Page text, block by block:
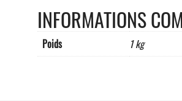
INFORMATIONS
Poids 1 kg